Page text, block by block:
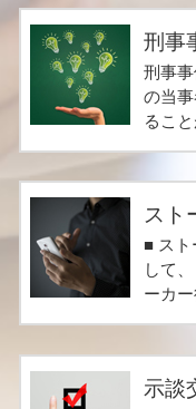
刑事
刑事
の当
るこ
スト
■ スト
して
ーカ
示談